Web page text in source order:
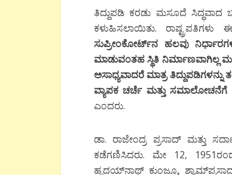
ತಿದ್ದುಪಡಿ ಕರಡು ಮಸೂದೆ ಸಿದ್ಧವಾದ
ಕಳುಹಿಸಲಾಯಿತು. ರಾಷ್ಟ್ರಪತಿಗಳು
ಸುಪ್ರೀಂಕೋರ್ಟ್‍ನ ಹಲವು
ಮಾಡುವಂತಹ ಸ್ಥಿತಿ ನಿರ್ಮಾಣವಾಗಿಲ್ಲ
ಅಸಾಧ್ಯವಾದರೆ ಮಾತ್ರ
ವ್ಯಾಪಕ ಚರ್ಚೆ ಮತ್ತು ಸಮಾಲೋಚನೆಗೆ
ಎಂದರು.
ಡಾ. ರಾಜೇಂದ್ರ ಪ್ರಸಾದ್ ಮತ್ತು
ಕಡೆಗಣಿಸಿದರು. ಮೇ 12,
ಹೃದಯ್‍ನಾಥ್ ಕುಂಜ್ರೂ,